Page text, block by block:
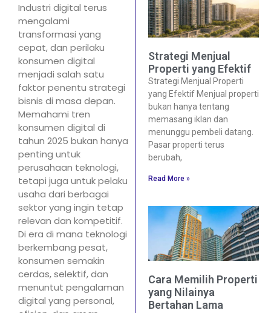
Industri digital terus
mengalami
transformasi yang
cepat, dan perilaku
konsumen digital
menjadi salah satu
faktor penentu strategi
bisnis di masa depan.
Memahami tren
konsumen digital di
tahun 2025 bukan hanya
penting untuk
perusahaan teknologi,
tetapi juga untuk pelaku
usaha dari berbagai
sektor yang ingin tetap
relevan dan kompetitif.
Di era di mana teknologi
berkembang pesat,
konsumen semakin
cerdas, selektif, dan
menuntut pengalaman
digital yang personal,
Strategi Menjual
Properti yang Efektif
Strategi Menjual Properti
yang Efektif Menjual properti
bukan hanya tentang
memasang iklan dan
menunggu pembeli datang.
Pasar properti terus
berubah,
Read More »
Cara Memilih Properti
yang Nilainya
Bertahan Lama